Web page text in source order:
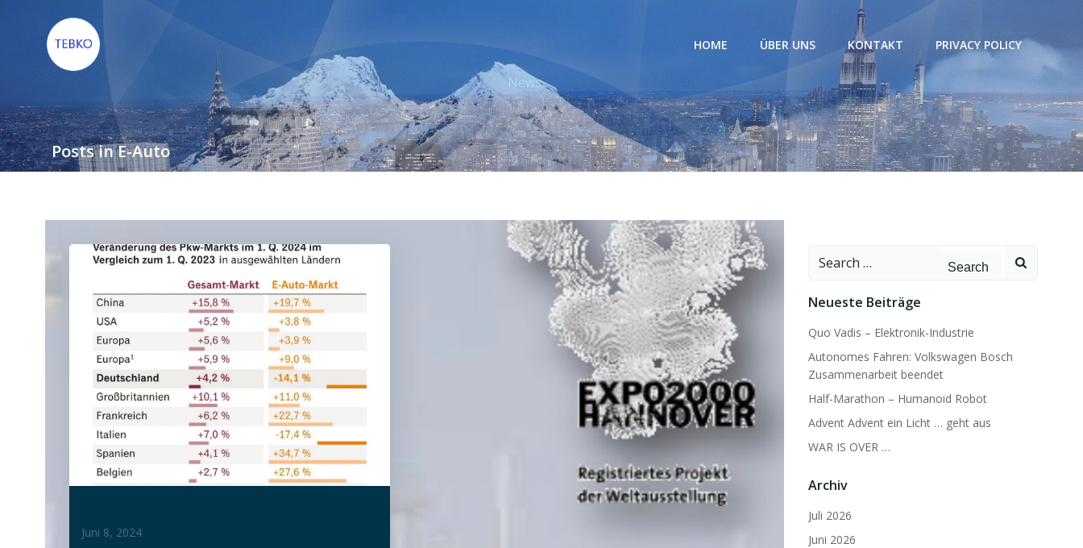
springen
HOME ÜBER UNS KONTAKT PRIVACY POLICY
News
Posts in E-Auto
Juni 8, 2024
Search
Neueste Beiträge
Quo Vadis – Elektronik-Industrie
Autonomes Fahren: Volkswagen Bosch
Zusammenarbeit beendet
Half-Marathon – Humanoid Robot
Advent Advent ein Licht … geht aus
WAR IS OVER …
Archiv
Juli 2026
Juni 2026